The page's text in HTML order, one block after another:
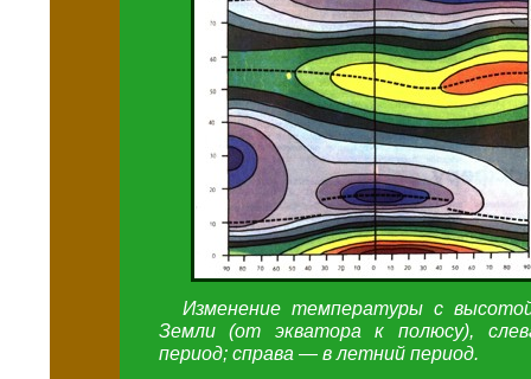
Изменение температуры с
Земли (от экватора к полюсу),
период; справа — в летний период.